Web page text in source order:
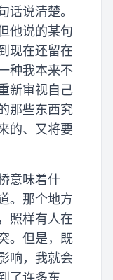
话说清楚。
他说的某句
现在还留在
种我本来不
新审视自己
那些东西究
的、又将要
意味着什
。那个地方
照样有人在
。但是，既
响，我就会